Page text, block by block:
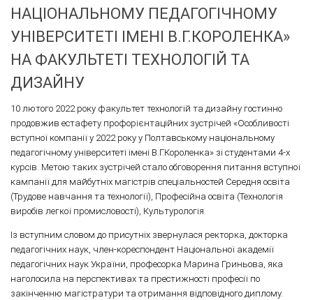
НАЦІОНАЛЬНОМУ ПЕДАГОГІЧНОМУ
УНІВЕРСИТЕТІ ІМЕНІ В.Г.КОРОЛЕНКА»
НА ФАКУЛЬТЕТІ ТЕХНОЛОГІЙ ТА
ДИЗАЙНУ
10 лютого 2022 року факультет технологій та дизайну гостинно
продовжив естафету профорієнтаційних зустрічей «Особливості
вступної компанії у 2022 року у Полтавському національному
педагогічному університеті імені В.Г.Короленка» зі студентами 4-х
курсів. Метою таких зустрічей стало обговорення питання вступної
кампанії для майбутніх магістрів спеціальностей Середня освіта
(Трудове навчання та технології), Професійна освіта (Технологія
виробів легкої промисловості), Культурологія.
Із вступним словом до присутніх звернулася ректорка, докторка
педагогічних наук, член-кореспондент Національної академії
педагогічних наук України, професорка Марина Гриньова, яка
наголосила на перспективах та престижності професії по
закінченню магістратури та отримання відповідного диплому.